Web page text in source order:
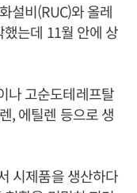
설비(RUC)와 올레
는데 11월 안에 상
나 고순도테레프탈
, 에틸렌 등으로 생
시제품을 생산하다